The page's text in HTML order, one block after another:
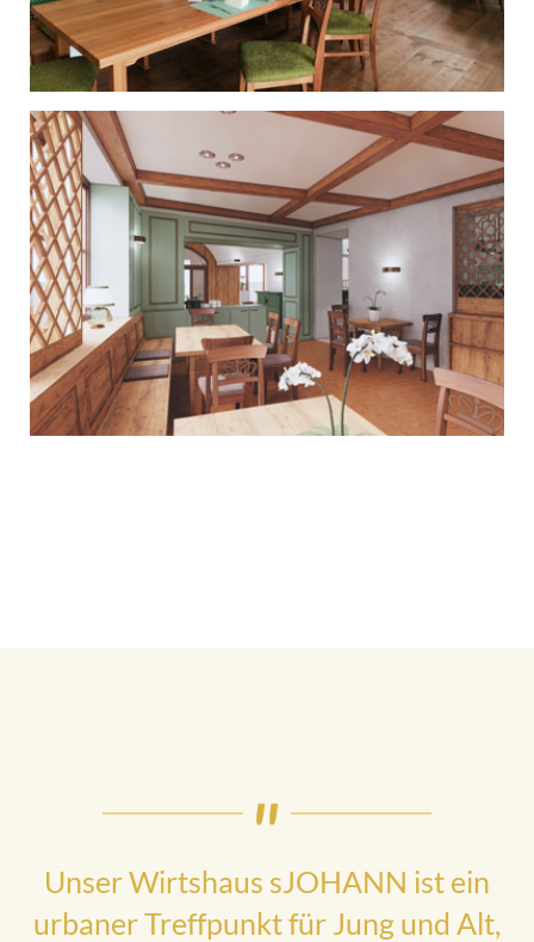
Unser Wirtshaus sJOHANN ist ein
urbaner Treffpunkt für Jung und Alt,